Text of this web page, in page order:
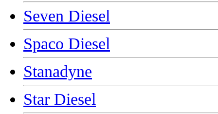
Seven Diesel
Spaco Diesel
Stanadyne
Star Diesel